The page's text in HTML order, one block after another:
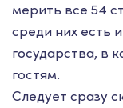
мерить все 54
среди них есть
государства, в
гостям.
Следует сразу